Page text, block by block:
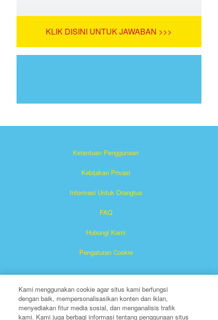
KLIK DISINI UNTUK JAWABAN >>>
Ketentuan Penggunaan
Kebijakan Privasi
Informasi Untuk Orangtua
FAQ
Hubungi Kami
Pengaturan Cookie
Kami menggunakan cookie agar situs kami berfungsi
dengan baik, mempersonalisasikan konten dan iklan,
menyediakan fitur media sosial, dan menganalisis trafik
kami. Kami juga berbagi informasi tentang penggunaan situs